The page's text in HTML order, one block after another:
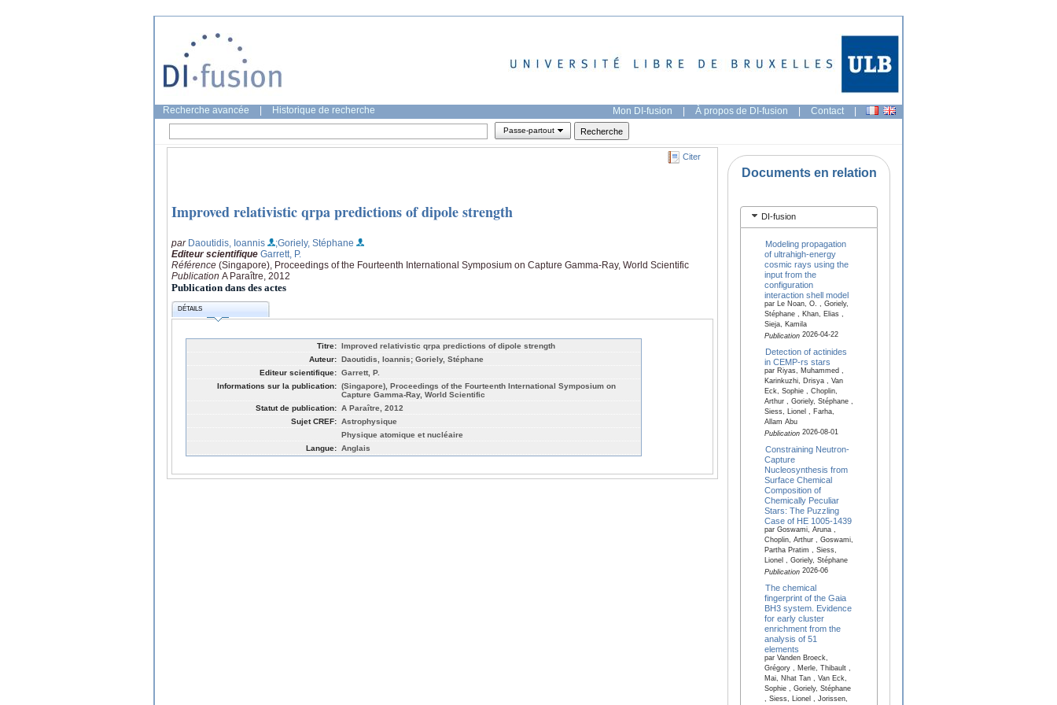
Recherche avancée Historique de recherche Mon DI-fusion | À propos de DI-fusion | Contact |
Passe-partout
Citer
Improved relativistic qrpa predictions of dipole strength
par Daoutidis, Ioannis
;Goriely, Stéphane
Editeur scientifique Garrett, P.
Référence (Singapore), Proceedings of the Fourteenth International Symposium on Capture Gamma-Ray, World Scientific
Publication A Paraître, 2012
Publication dans des actes
DÉTAILS
Titre: Improved relativistic qrpa predictions of dipole strength
Auteur: Daoutidis, Ioannis; Goriely, Stéphane
Editeur scientifique: Garrett, P.
Informations sur la publication: (Singapore), Proceedings of the Fourteenth International Symposium on
Capture Gamma-Ray, World Scientific
Statut de publication: A Paraître, 2012
Sujet CREF: Astrophysique
Physique atomique et nucléaire
Langue: Anglais
Documents en relation
DI-fusion
Modeling propagation
of ultrahigh-energy
cosmic rays using the
input from the
configuration
interaction shell model
par Le Noan, O. , Goriely,
Stéphane , Khan, Elias ,
Sieja, Kamila
Publication2026-04-22
Detection of actinides
in CEMP-rs stars
par Riyas, Muhammed ,
Karinkuzhi, Drisya , Van
Eck, Sophie , Choplin,
Arthur , Goriely, Stéphane ,
Siess, Lionel , Farha,
Allam Abu
Publication2026-08-01
Constraining Neutron-
Capture
Nucleosynthesis from
Surface Chemical
Composition of
Chemically Peculiar
Stars: The Puzzling
Case of HE 1005-1439
par Goswami, Aruna ,
Choplin, Arthur , Goswami,
Partha Pratim , Siess,
Lionel , Goriely, Stéphane
Publication2026-06
The chemical
fingerprint of the Gaia
BH3 system. Evidence
for early cluster
enrichment from the
analysis of 51
elements
par Vanden Broeck,
Grégory , Merle, Thibault ,
Mai, Nhat Tan , Van Eck,
Sophie , Goriely, Stéphane
, Siess, Lionel , Jorissen,